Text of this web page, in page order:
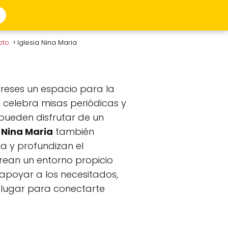
Iglesia Nina Maria
un espacio para la
misas periódicas y
disfrutar de un
Maria también
y profundizan el
un entorno propicio
a los necesitados,
lugar para conectarte